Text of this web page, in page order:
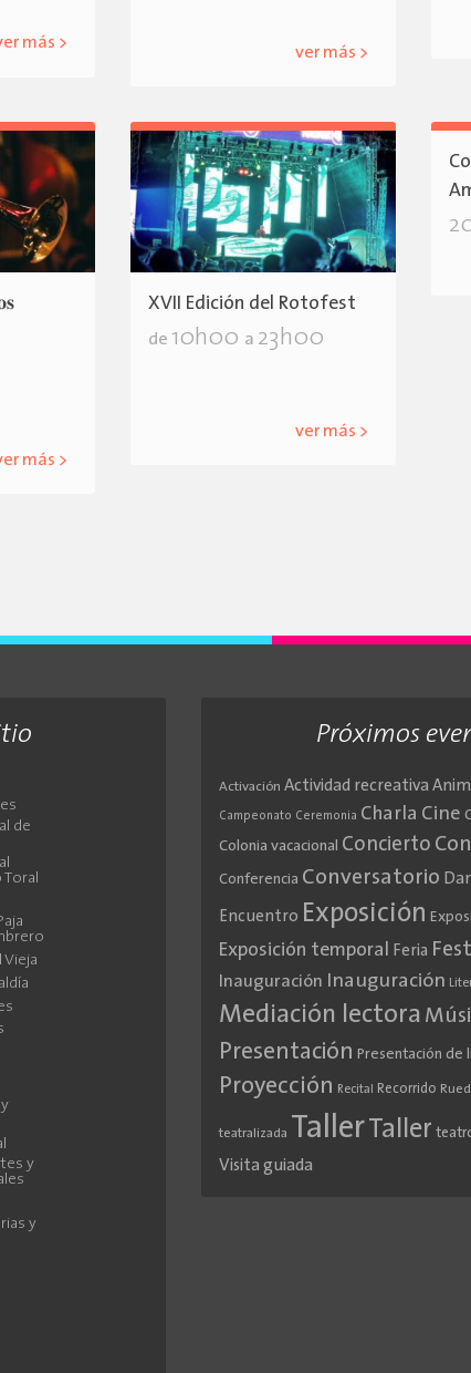
más >
ver más >
más >
XVII Edición del Rotofest
de 10h00 a 23h00
ver más >
de
y
y
Próximos
Activación Actividad recreativa
Campeonato Ceremonia Charla Cine
Colonia vacacional Concierto
Conferencia Conversatorio
Encuentro Exposición
Exposición temporal Feria
Inauguración Inauguración
Mediación lectora
Presentación Presentación de
Proyección Recital Recorrido
teatralizada Taller Taller
Visita guiada